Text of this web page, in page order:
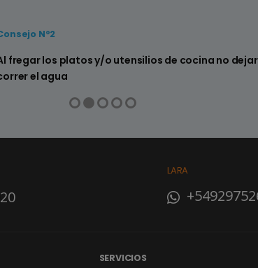
Nº2
fregar los platos y/o utensilios de cocina no dejar
el agua
LARA
SERVICIOS